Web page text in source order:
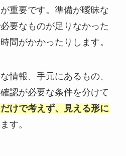
重要です。準備が曖昧な
要なものが足りなかった
間がかかったりします。
情報、手元にあるもの、
認が必要な条件を分けて
けで考えず、見える形に
す。